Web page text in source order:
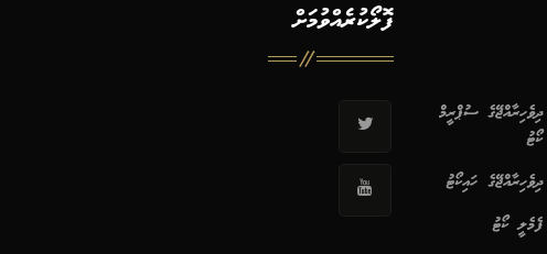
ފޮލޯކުރެއްވުމަށް
ދިވެހިރާއްޖޭގެ ސުޕްރީމް
ކޯޓު
ދިވެހިރާއްޖޭގެ ހައިކޯޓު
ފެމެލީ ކޯޓު